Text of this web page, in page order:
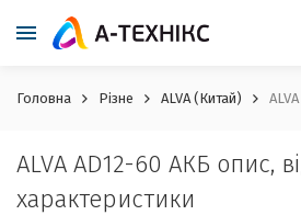
Головна Різне ALVA (Китай)
ALVA AD12-60 АКБ опис,
характеристики